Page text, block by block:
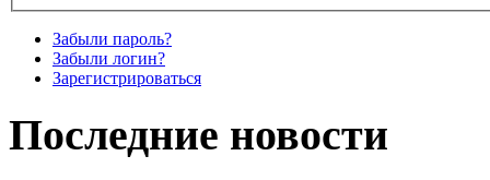
Забыли пароль?
Забыли логин?
Зарегистрироваться
Последние новости